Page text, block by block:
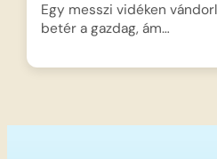
Egy messzi vidéken
betér a gazdag, ám…